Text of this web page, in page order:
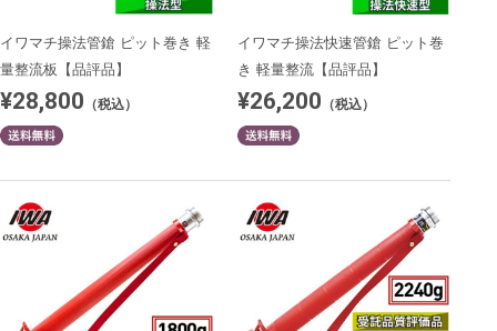
イワマチ操法管鎗 ピット巻き 軽
量整流板【品評品】
¥28,800 （税込）
イワマチ操法快速管鎗 ピット巻
き 軽量整流【品評品】
¥26,200 （税込）